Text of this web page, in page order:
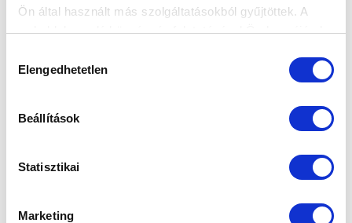
Ön által használt más szolgáltatásokból gyűjtöttek. A
weboldalon való böngészés folytatásával Ön hozzájárul a
kiválasztása
Elengedhetetlen
Beállítások
Statisztikai
Marketing